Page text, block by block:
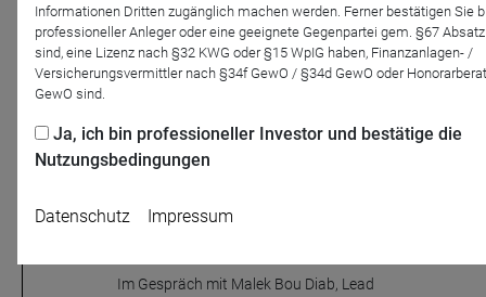
Branchen ...
01.12.21
Bellevue Asset Management
Im Gespräch mit Malek Bou Diab, Lead
Informationen Dritten zugänglich machen werden. Ferner bestätigen Sie
professioneller Anleger oder eine geeignete Gegenpartei gem. §67
sind, eine Lizenz nach §32 KWG oder §15 WpIG haben, Finanzanlagen- /
Versicherungsvermittler nach §34f GewO / §34d GewO oder
GewO sind.
Ja, ich bin professioneller Investor und bestätige die
Nutzungsbedingungen
Datenschutz Impressum